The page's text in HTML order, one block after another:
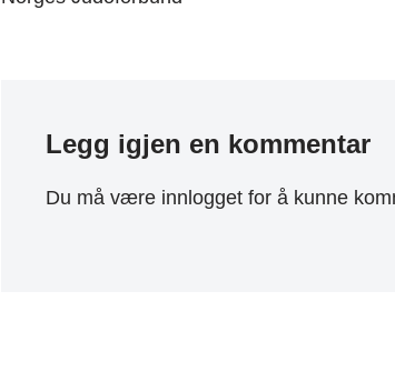
Legg igjen en kommentar
Du må være innloggetfor å kunne